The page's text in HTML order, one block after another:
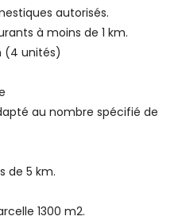
inclus dans le prix
fer et planche à repasser
services moyennant un
(sur demande)
autorisés.
à moins de 1 km.
(4 unités)
au nombre spécifié de
de 5 km.
1300 m2.